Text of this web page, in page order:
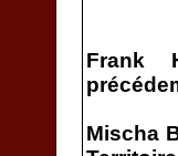
Frank
Mischa